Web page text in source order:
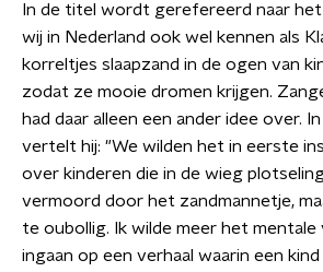
In de titel wordt gerefereerd naar
wij in Nederland ook wel kennen als
korreltjes slaapzand in de ogen van
zodat ze mooie dromen krijgen.
had daar alleen een ander idee over.
vertelt hij: "We wilden het in eerste
over kinderen die in de wieg
vermoord door het zandmannetje,
te oubollig. Ik wilde meer het mentale
ingaan op een verhaal waarin een